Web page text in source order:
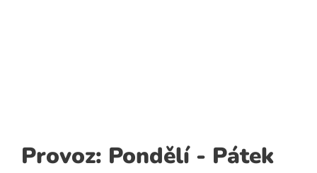
Provoz: Pondělí - Pátek